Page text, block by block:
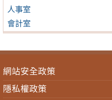
人事室
會計室
網站安全政策
隱私權政策